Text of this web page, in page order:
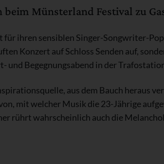
Münsterland Festival zu
ihren sensiblen Singer-Songwriter-
Konzert auf Schloss Senden auf,
und Begegnungsabend in der
aus dem Bauch heraus
mit welcher Musik die 23-Jährige
rührt wahrscheinlich auch die